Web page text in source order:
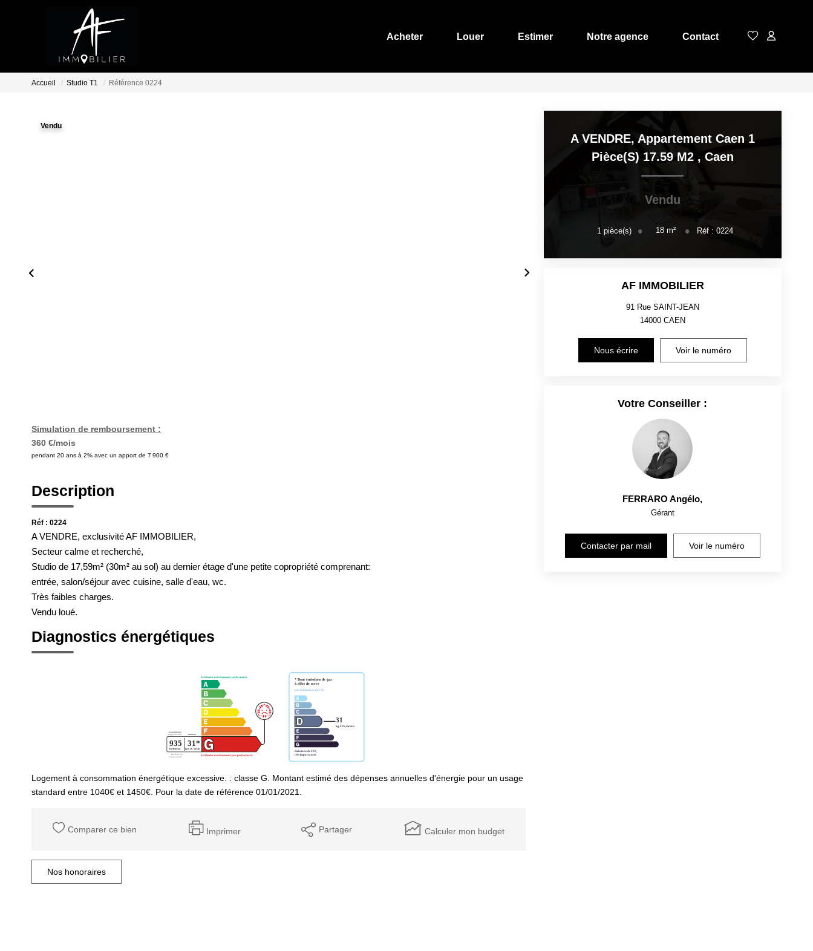
Acheter Louer Estimer Notre agence Contact
Accueil Studio T1 Référence 0224
Vendu
Simulation de remboursement :
360 €/mois
pendant 20 ans à 2% avec un apport de 7 900 €
Description
Réf : 0224
A VENDRE, exclusivité AF IMMOBILIER,
Secteur calme et recherché,
Studio de 17,59m² (30m² au sol) au dernier étage d'une petite copropriété comprenant:
entrée, salon/séjour avec cuisine, salle d'eau, wc.
Très faibles charges.
Vendu loué.
Diagnostics énergétiques
Logement à consommation énergétique excessive. : classe G. Montant estimé des dépenses annuelles d'énergie pour un usage
standard entre 1040€ et 1450€. Pour la date de référence 01/01/2021.
Comparer ce bien Imprimer Partager Calculer mon budget
Nos honoraires
A VENDRE, Appartement Caen 1
Pièce(s) 17.59 M2 , Caen
Vendu
1 pièce(s) 18 m² Réf : 0224
AF IMMOBILIER
91 Rue SAINT-JEAN
14000 CAEN
Nous écrire Voir le numéro
Votre Conseiller :
FERRARO Angélo,
Gérant
Contacter par mail Voir le numéro